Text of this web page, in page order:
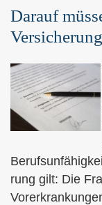
Darauf
rung gilt: Die